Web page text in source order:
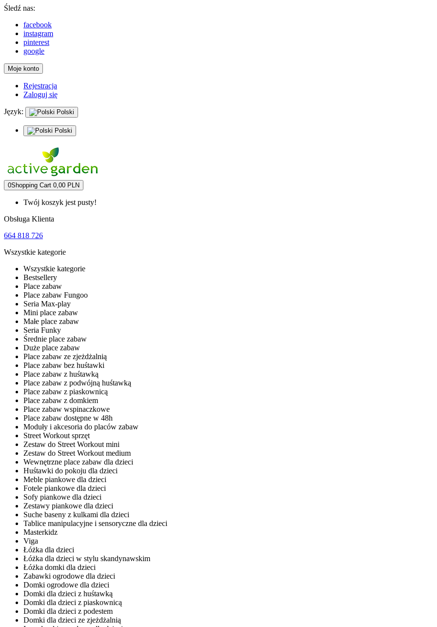
Śledź nas:
facebook
instagram
pinterest
google
Moje konto
Rejestracja
Zaloguj się
Język: Polski
Polski
0Shopping Cart 0,00 PLN
Twój koszyk jest pusty!
Obsługa Klienta
664 818 726
Wszystkie kategorie
Wszystkie kategorie
Bestsellery
Place zabaw
Place zabaw Fungoo
Seria Max-play
Mini place zabaw
Małe place zabaw
Seria Funky
Średnie place zabaw
Duże place zabaw
Place zabaw ze zjeżdżalnią
Place zabaw bez huśtawki
Place zabaw z huśtawką
Place zabaw z podwójną huśtawką
Place zabaw z piaskownicą
Place zabaw z domkiem
Place zabaw wspinaczkowe
Place zabaw dostępne w 48h
Moduły i akcesoria do placów zabaw
Street Workout sprzęt
Zestaw do Street Workout mini
Zestaw do Street Workout medium
Wewnętrzne place zabaw dla dzieci
Huśtawki do pokoju dla dzieci
Meble piankowe dla dzieci
Fotele piankowe dla dzieci
Sofy piankowe dla dzieci
Zestawy piankowe dla dzieci
Suche baseny z kulkami dla dzieci
Tablice manipulacyjne i sensoryczne dla dzieci
Masterkidz
Viga
Łóżka dla dzieci
Łóżka dla dzieci w stylu skandynawskim
Łóżka domki dla dzieci
Zabawki ogrodowe dla dzieci
Domki ogrodowe dla dzieci
Domki dla dzieci z huśtawką
Domki dla dzieci z piaskownicą
Domki dla dzieci z podestem
Domki dla dzieci ze zjeżdżalnią